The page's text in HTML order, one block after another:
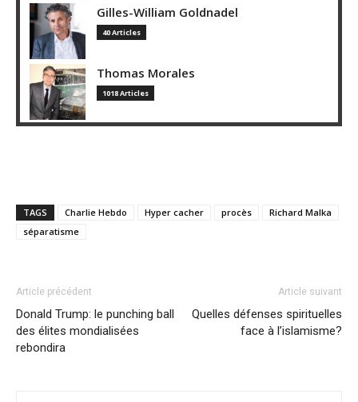
Gilles-William Goldnadel
40 Articles
Thomas Morales
1018 Articles
TAGS Charlie Hebdo Hyper cacher procès
Richard Malka
séparatisme
Article précédent
Donald Trump: le punching ball
des élites mondialisées
rebondira
Article suivant
Quelles défenses spirituelles
face à l’islamisme?